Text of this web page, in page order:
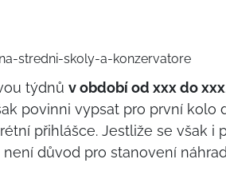
stredni-skoly-a-konzervatore
týdnů v období od xxx do xxx
povinni vypsat pro první
přihlášce. Jestliže se však
důvod pro stanovení